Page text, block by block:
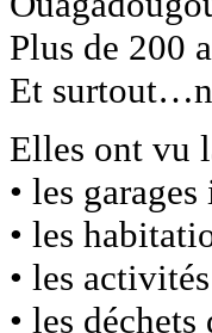
Plus de 200
Et
Elles ont vu
• les
• les
• les
• les déchets